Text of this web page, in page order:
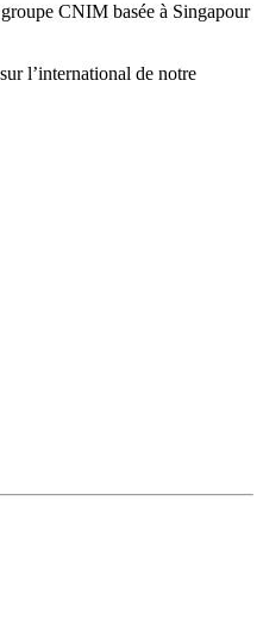
CNIM basée à Singapour
l’international de notre